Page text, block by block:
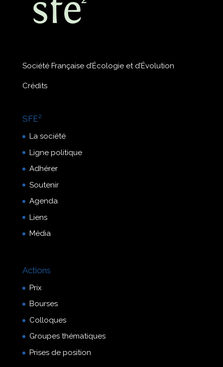
Société Française d’Écologie et d’Évolution
Crédits
SFE²
La société
Ligne politique
Adhérer
Soutenir
Agenda
Liens
Média
Actions
Prix
Bourses
Colloques
Groupes thématiques
Prises de position